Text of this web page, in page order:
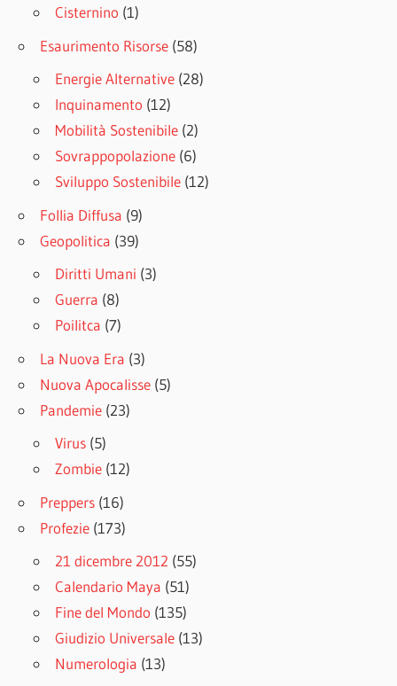
Cisternino (1)
Esaurimento Risorse (58)
Energie Alternative (28)
Inquinamento (12)
Mobilità Sostenibile (2)
Sovrappopolazione (6)
Sviluppo Sostenibile (12)
Follia Diffusa (9)
Geopolitica (39)
Diritti Umani (3)
Guerra (8)
Poilitca (7)
La Nuova Era (3)
Nuova Apocalisse (5)
Pandemie (23)
Virus (5)
Zombie (12)
Preppers (16)
Profezie (173)
21 dicembre 2012 (55)
Calendario Maya (51)
Fine del Mondo (135)
Giudizio Universale (13)
Numerologia (13)